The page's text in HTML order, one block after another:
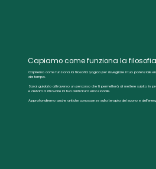
Capiamo come funziona la
Capiremo come funziona la filosofia yogica per risvegliare il tuo potenziale
da tempo.
Sarai guidato attraverso un percorso che ti permetterà di mettere subito in
e aiutarti a ritrovare la tua centratura emozionale.
Approfondiremo anche antiche conoscenze sulla terapia del suono e